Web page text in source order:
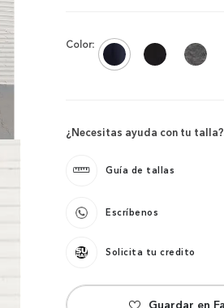
Color:
¿Necesitas ayuda con tu talla?
Guía de tallas
Escríbenos
Solicita tu credito